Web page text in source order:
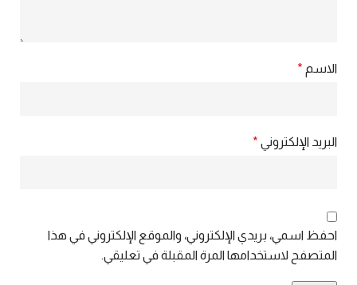
الاسم *
البريد الإلكتروني *
احفظ اسمي، بريدي الإلكتروني، والموقع الإلكتروني في هذا
المتصفح لاستخدامها المرة المقبلة في تعليقي.